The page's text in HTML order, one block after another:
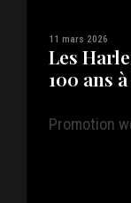
11 mars 2026
Les
100 ans
Promotion